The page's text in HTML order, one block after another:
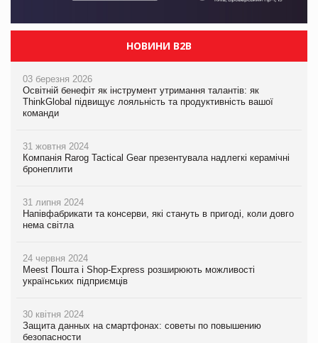
НОВИНИ B2B
03 березня 2026
Освітній бенефіт як інструмент утримання талантів: як
ThinkGlobal підвищує лояльність та продуктивність вашої
команди
31 жовтня 2024
Компанія Rarog Tactical Gear презентувала надлегкі керамічні
бронеплити
31 липня 2024
Напівфабрикати та консерви, які стануть в пригоді, коли довго
нема світла
24 червня 2024
Meest Пошта і Shop-Express розширюють можливості
українських підприємців
30 квітня 2024
Защита данных на смартфонах: советы по повышению
безопасности